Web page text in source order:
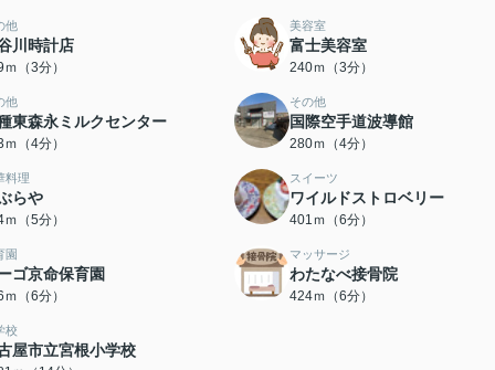
他
川時計店
（3分）
美容室
富士美容室
240ｍ（3分）
他
東森永ミルクセンター
（4分）
その他
国際空手道波導館
280ｍ（4分）
料理
らや
（5分）
スイーツ
ワイルドストロベリー
401ｍ（6分）
園
ゴ京命保育園
（6分）
マッサージ
わたなべ接骨院
424ｍ（6分）
校
屋市立宮根小学校